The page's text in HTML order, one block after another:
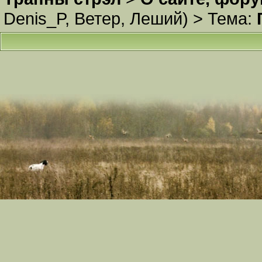
Denis_P, Ветер, Леший) > Тема: